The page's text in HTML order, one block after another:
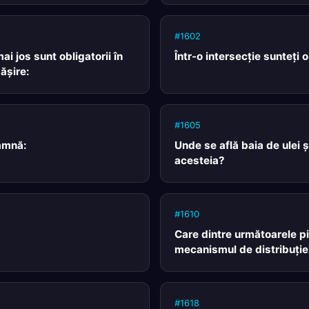
jos sunt obligatorii în
#1602
Într-o intersecţie sunteţi
#1605
Unde se află baia de ulei
acesteia?
#1610
Care dintre următoarele
mecanismul de
#1618